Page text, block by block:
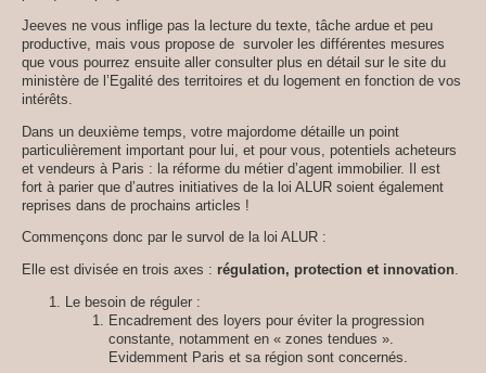
Jeeves ne vous inflige pas la lecture du texte, tâche ardue et peu
productive, mais vous propose de survoler les différentes mesures
que vous pourrez ensuite aller consulter plus en détail sur le site du
ministère de l’Egalité des territoires et du logement en fonction de vos
intérêts.
Dans un deuxième temps, votre majordome détaille un point
particulièrement important pour lui, et pour vous, potentiels acheteurs
et vendeurs à Paris : la réforme du métier d’agent immobilier. Il est
fort à parier que d’autres initiatives de la loi ALUR soient également
reprises dans de prochains articles !
Commençons donc par le survol de la loi ALUR :
Elle est divisée en trois axes : régulation, protection et innovation.
Le besoin de réguler :
Encadrement des loyers pour éviter la progression
constante, notamment en « zones tendues ».
Evidemment Paris et sa région sont concernés.